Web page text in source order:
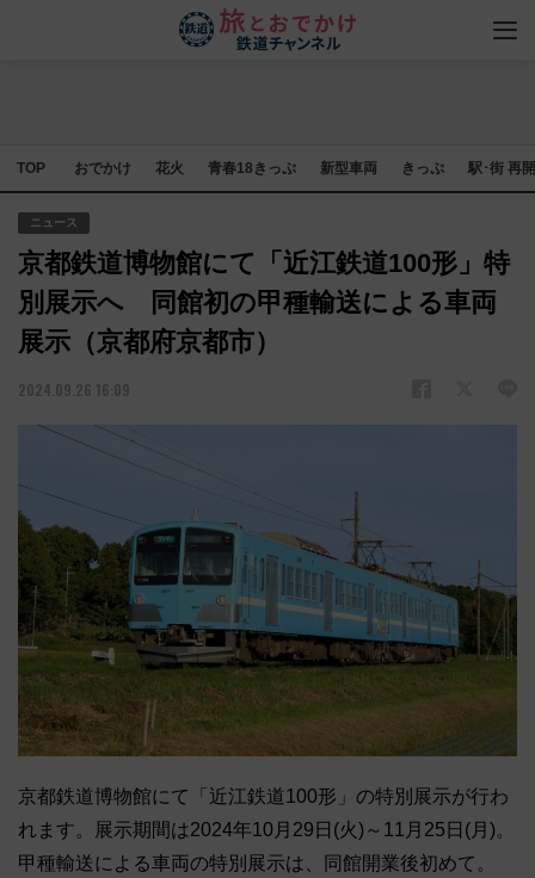
TOP おでかけ 花火 青春18きっぷ 新型車両 きっぷ 駅･街 再
ニュース
京都鉄道博物館にて「近江鉄道100形」特
別展示へ 同館初の甲種輸送による車両
展示（京都府京都市）
2024.09.26 16:09
京都鉄道博物館にて「近江鉄道100形」の特別展示が行わ
れます。展示期間は2024年10月29日(火)～11月25日(月)。
甲種輸送による車両の特別展示は、同館開業後初めて。